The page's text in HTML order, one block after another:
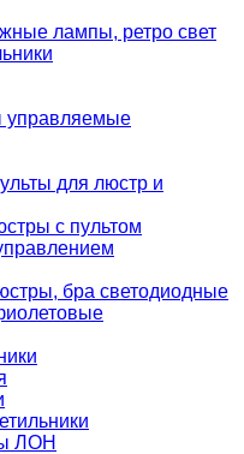
лампы, ретро свет
управляемые
для люстр и
с пультом
бра светодиодные
ЛОН